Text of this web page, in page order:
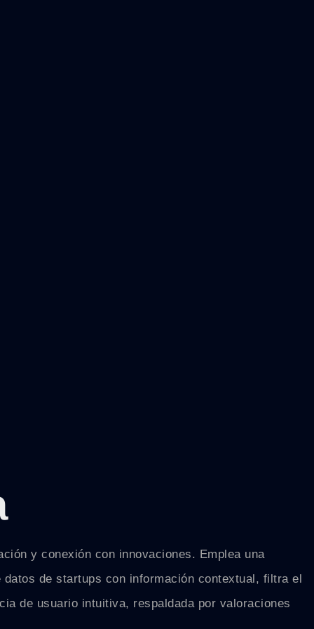
y conexión con innovaciones. Emplea una
de startups con información contextual, filtra el
de usuario intuitiva, respaldada por valoraciones